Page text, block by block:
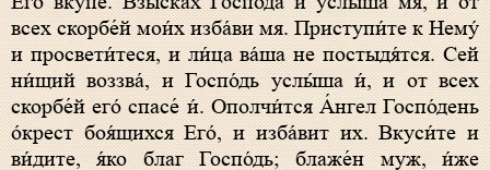
всех скорбе́й мои́х изба́ви мя. Приступи́те к Нему́
и просвети́теся, и ли́ца ва́ша не постыдя́тся. Сей
ни́щий воззва́, и Госпо́дь услы́ша и́, и от всех
скорбе́й eго́ спасе́ и́. Ополчи́тся А́нгел Госпо́день
о́крест боя́щихся Его́, и изба́вит их. Вкуси́те и
ви́дите, я́ко благ Госпо́дь; блаже́н муж, и́же